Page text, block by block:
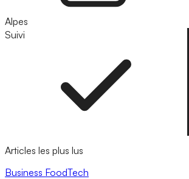
Alpes
Suivi
Articles les plus lus
Business FoodTech